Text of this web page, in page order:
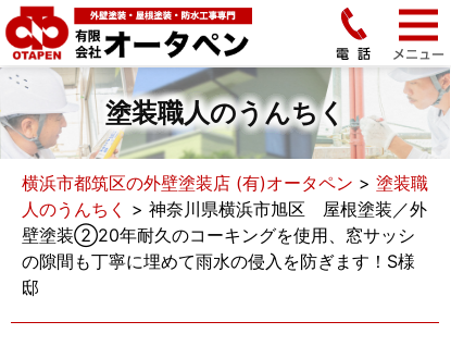
塗装職人のうんちく
横浜市都筑区の外壁塗装店 (有)オータペン > 塗装職
人のうんちく > 神奈川県横浜市旭区 屋根塗装／外
壁塗装②20年耐久のコーキングを使用、窓サッシ
の隙間も丁寧に埋めて雨水の侵入を防ぎます！S様
邸